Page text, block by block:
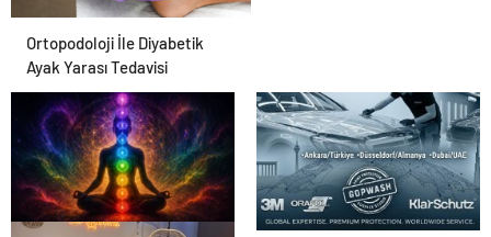
Ortopodoloji İle Diyabetik
Ayak Yarası Tedavisi